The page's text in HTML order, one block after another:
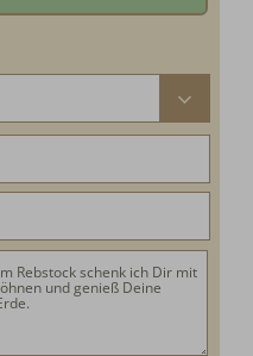
Wir drucken Ihnen den Gutschein und verpacken Ihn.